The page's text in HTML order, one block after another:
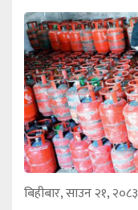
बिहीबार, साउन २१, २०८३